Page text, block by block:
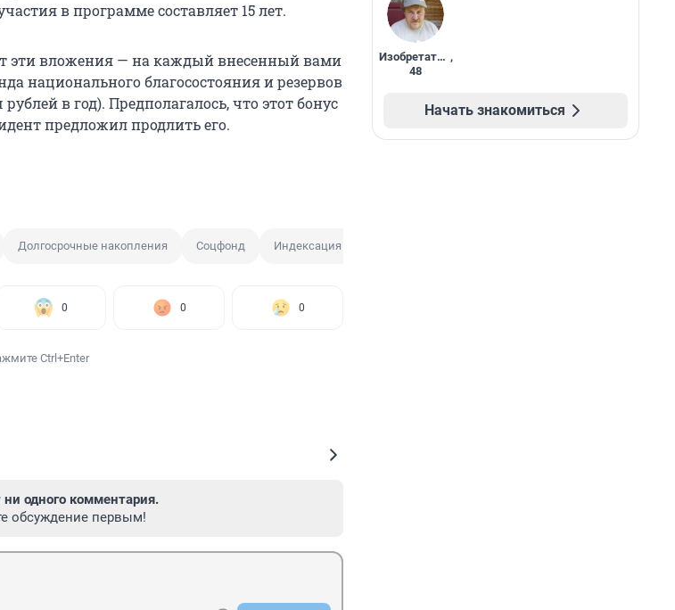
в программе составляет 15 лет.
эти вложения — на каждый внесенный вами
национального благосостояния и резервов
в год). Предполагалось, что этот бонус
предложил продлить его.
Долгосрочные накопления Соцфонд Индексация пенсии
0 0 0
Ctrl+Enter
ни одного комментария.
обсуждение первым!
Изобретатель ,
48
Начать знакомиться